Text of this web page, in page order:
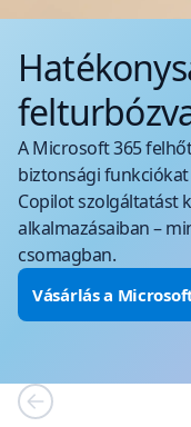
A Microsoft 365
biztonsági
Copilot szolgáltatást
alkalmazásaiban –
csomagban.
Vásárlás a